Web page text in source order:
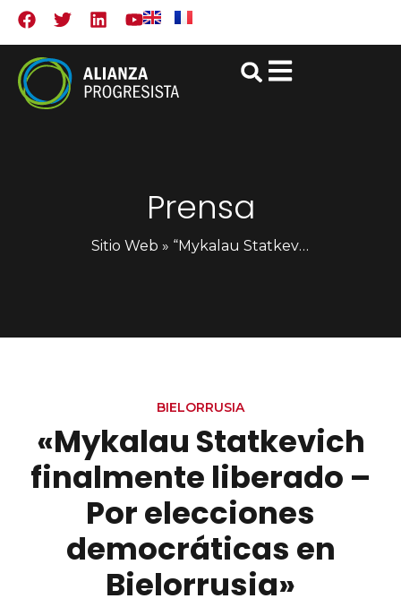
Prensa
Sitio Web » “Mykalau Statkevich finalmente liberado – Por elecciones democráticas en Bielorrusia”
BIELORRUSIA
«Mykalau Statkevich
finalmente liberado –
Por elecciones
democráticas en
Bielorrusia»